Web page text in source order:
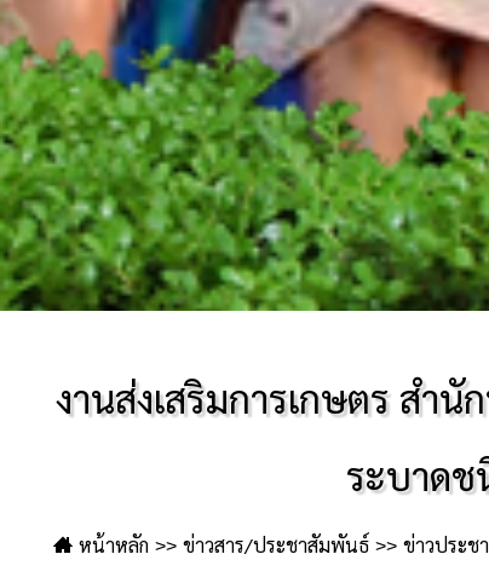
งานส่งเสริมการเกษตร สำ
ระบาดช
หน้าหลัก ข่าวสาร/ประชาสัมพันธ์ ข่าวประช